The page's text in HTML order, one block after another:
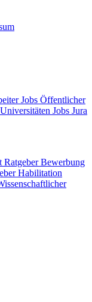
Jobs Öffentlicher
Jobs Jura
Ratgeber Bewerbung
Habilitation